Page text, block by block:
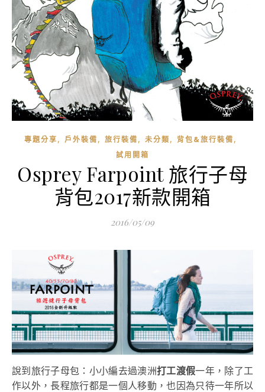
專題分享, 戶外裝備, 旅行裝備, 未分類, 背包&旅行裝備,
試用開箱
Osprey Farpoint 旅行子母
背包2017新款開箱
2016/05/09
說到旅行子母包：小小編去過澳洲打工渡假一年，除了工
作以外，長程旅行都是一個人移動，也因為只待一年所以